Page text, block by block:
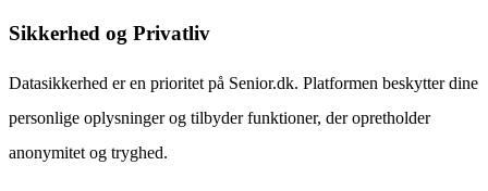
Sikkerhed og Privatliv
Datasikkerhed er en prioritet på Senior.dk. Platformen beskytter dine
personlige oplysninger og tilbyder funktioner, der opretholder
anonymitet og tryghed.